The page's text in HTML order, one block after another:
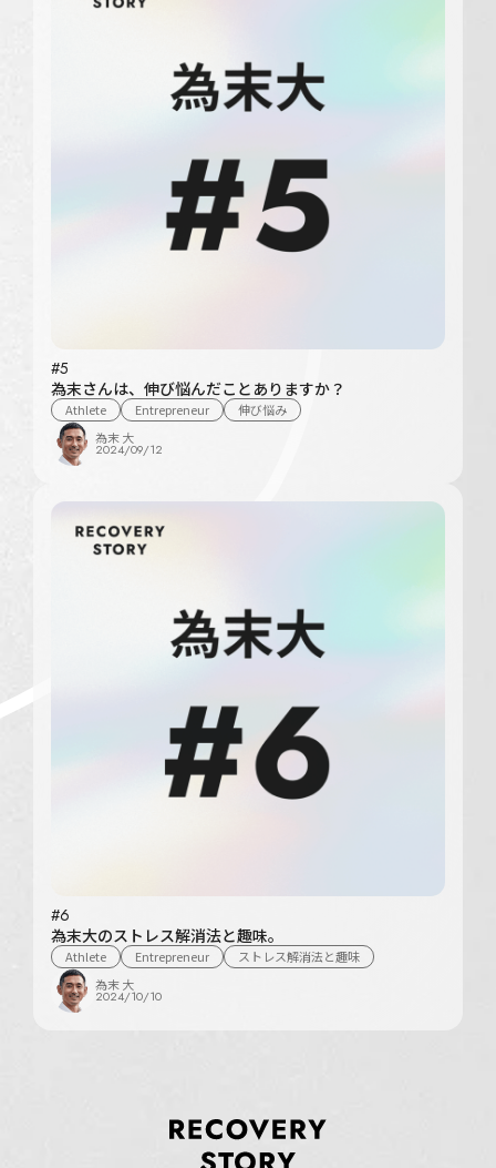
#5
為末さんは、伸び悩んだことありますか？
Athlete Entrepreneur
伸び悩み
為末 大
2024/09/12
#6
為末大のストレス解消法と趣味。
Athlete Entrepreneur
ストレス解消法と趣味
為末 大
2024/10/10